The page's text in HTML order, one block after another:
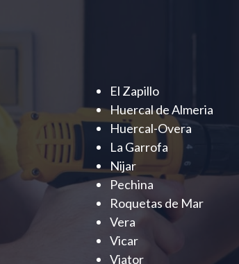
El Zapillo
Huercal de Almeria
Huercal-Overa
La Garrofa
Nijar
Pechina
Roquetas de Mar
Vera
Vicar
Viator